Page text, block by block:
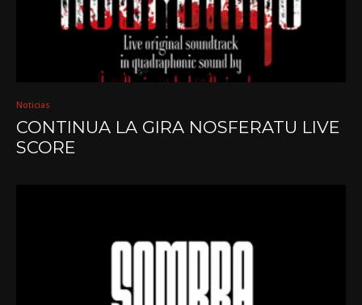
Noticias
CONTINUA LA GIRA NOSFERATU LIVE
SCORE